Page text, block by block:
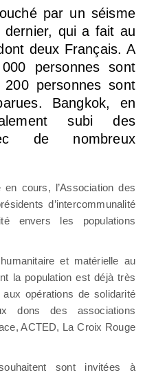
par un séisme
qui a fait au
deux Français. A
personnes sont
personnes sont
Bangkok, en
subi des
de nombreux
cours, l’Association des
d’intercommunalité
envers les populations
et matérielle au
la population est déjà très
aux opérations de solidarité
dons des associations
ACTED, La Croix Rouge
sont invitées à